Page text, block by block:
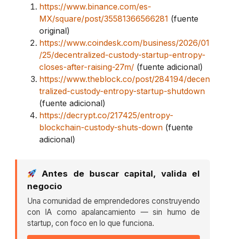
https://www.binance.com/es-
MX/square/post/35581366566281 (fuente
original)
https://www.coindesk.com/business/2026/01
/25/decentralized-custody-startup-entropy-
closes-after-raising-27m/ (fuente adicional)
https://www.theblock.co/post/284194/decen
tralized-custody-entropy-startup-shutdown
(fuente adicional)
https://decrypt.co/217425/entropy-
blockchain-custody-shuts-down (fuente
adicional)
Antes de buscar capital, valida el
negocio
Una comunidad de emprendedores construyendo
con IA como apalancamiento — sin humo de
startup, con foco en lo que funciona.